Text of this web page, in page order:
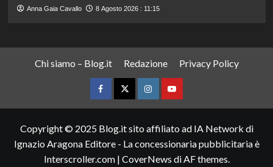
Anna Gaia Cavallo 8 Agosto 2026 : 11:15
Chi siamo – Blog.it Redazione Privacy Policy
FacebookTwitterInstagramYouTube
Copyright © 2025 Blog.it sito affiliato ad IA Network di
Ignazio Aragona Editore - La concessionaria pubblicitaria è
Interscroller.com | CoverNews di AF themes.